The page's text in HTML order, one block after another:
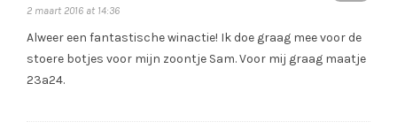
2 maart 2016 at 14:36
Alweer een fantastische winactie! Ik doe graag mee voor de
stoere botjes voor mijn zoontje Sam. Voor mij graag maatje
23a24.